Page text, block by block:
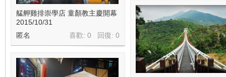
艋舺雞排崇學店 童顏教主慶開幕
2015/10/31
喜歡: 0 回復: 0
匿名